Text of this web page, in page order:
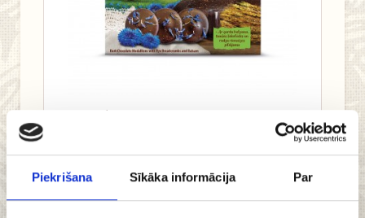
Piekrišana Sīkāka informācija Par
6.59 €
Pievienot
grozam